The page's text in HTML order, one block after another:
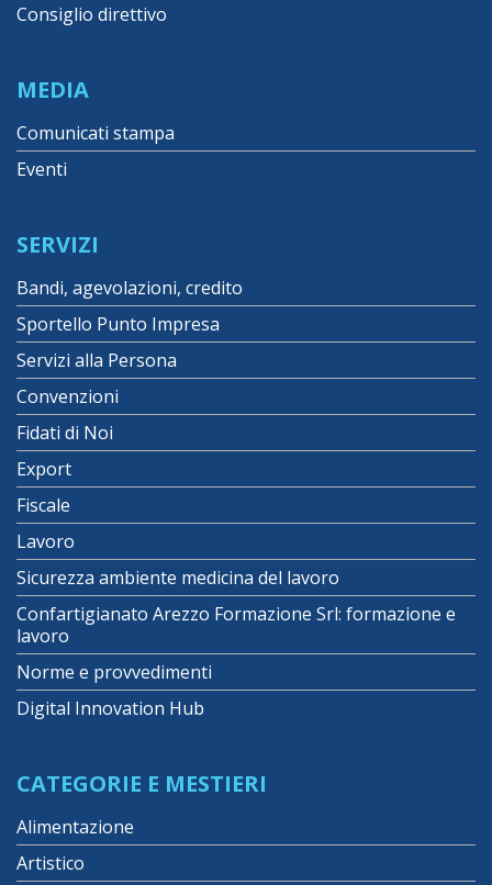
Consiglio direttivo
MEDIA
Comunicati stampa
Eventi
SERVIZI
Bandi, agevolazioni, credito
Sportello Punto Impresa
Servizi alla Persona
Convenzioni
Fidati di Noi
Export
Fiscale
Lavoro
Sicurezza ambiente medicina del lavoro
Confartigianato Arezzo Formazione Srl: formazione e
lavoro
Norme e provvedimenti
Digital Innovation Hub
CATEGORIE E MESTIERI
Alimentazione
Artistico